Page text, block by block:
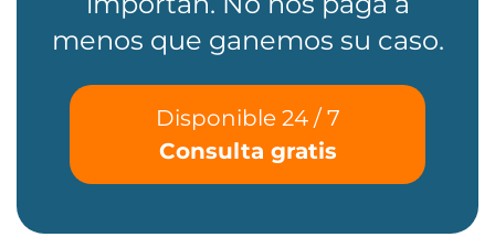
menos que ganemos su caso.
Disponible 24 / 7
Consulta gratis